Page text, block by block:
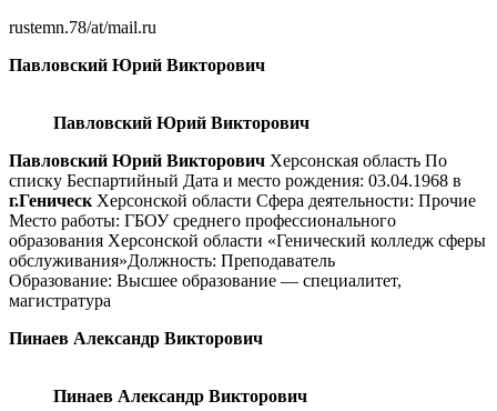
rustemn.78/at/mail.ru
Павловский Юрий Викторович
Павловский Юрий Викторович
Павловский Юрий Викторович Херсонская область По
списку Беспартийный Дата и место рождения: 03.04.1968 в
г.Геническ Херсонской области Сфера деятельности: Прочие
Место работы: ГБОУ среднего профессионального
образования Херсонской области «Генический колледж сферы
обслуживания»Должность: Преподаватель
Образование: Высшее образование — специалитет,
магистратура
Пинаев Александр Викторович
Пинаев Александр Викторович